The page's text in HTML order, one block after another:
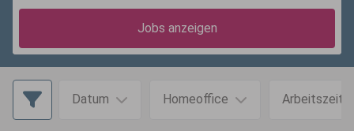
Jobs anzeigen
Datum Homeoffice Arbeitszeit